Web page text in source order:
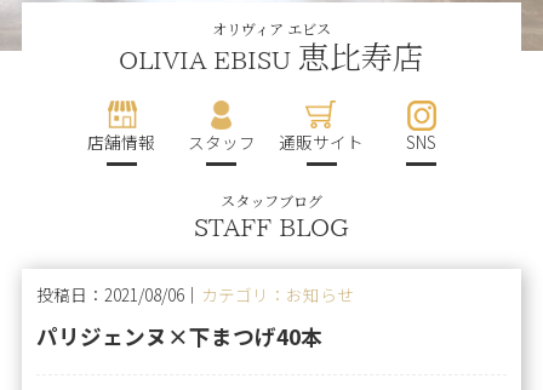
オリヴィア エビス
OLIVIA EBISU 恵比寿店
店舗情報 スタッフ 通販サイト SNS
スタッフブログ
STAFF BLOG
投稿日：2021/08/06｜ カテゴリ：お知らせ
パリジェンヌ×下まつげ40本